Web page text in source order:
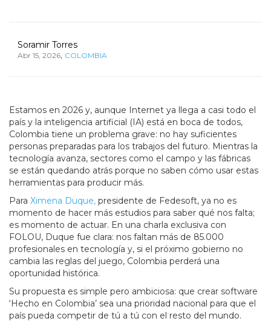
Soramir Torres
Abr 15, 2026, COLOMBIA
Estamos en 2026 y, aunque Internet ya llega a casi todo el
país y la inteligencia artificial (IA) está en boca de todos,
Colombia tiene un problema grave: no hay suficientes
personas preparadas para los trabajos del futuro. Mientras la
tecnología avanza, sectores como el campo y las fábricas
se están quedando atrás porque no saben cómo usar estas
herramientas para producir más.
Para Ximena Duque, presidente de Fedesoft, ya no es
momento de hacer más estudios para saber qué nos falta;
es momento de actuar. En una charla exclusiva con
FOLOU, Duque fue clara: nos faltan más de 85.000
profesionales en tecnología y, si el próximo gobierno no
cambia las reglas del juego, Colombia perderá una
oportunidad histórica.
Su propuesta es simple pero ambiciosa: que crear software
‘Hecho en Colombia’ sea una prioridad nacional para que el
país pueda competir de tú a tú con el resto del mundo.